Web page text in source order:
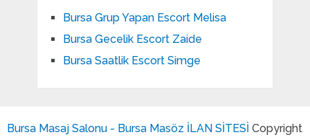
Bursa Grup Yapan Escort Melisa
Bursa Gecelik Escort Zaide
Bursa Saatlik Escort Simge
Bursa Masaj Salonu - Bursa Masöz İLAN SİTESİ Copyright